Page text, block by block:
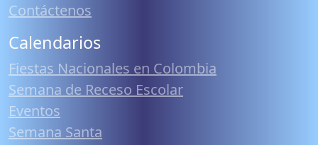
Contáctenos
Calendarios
Fiestas Nacionales en Colombia
Semana de Receso Escolar
Eventos
Semana Santa